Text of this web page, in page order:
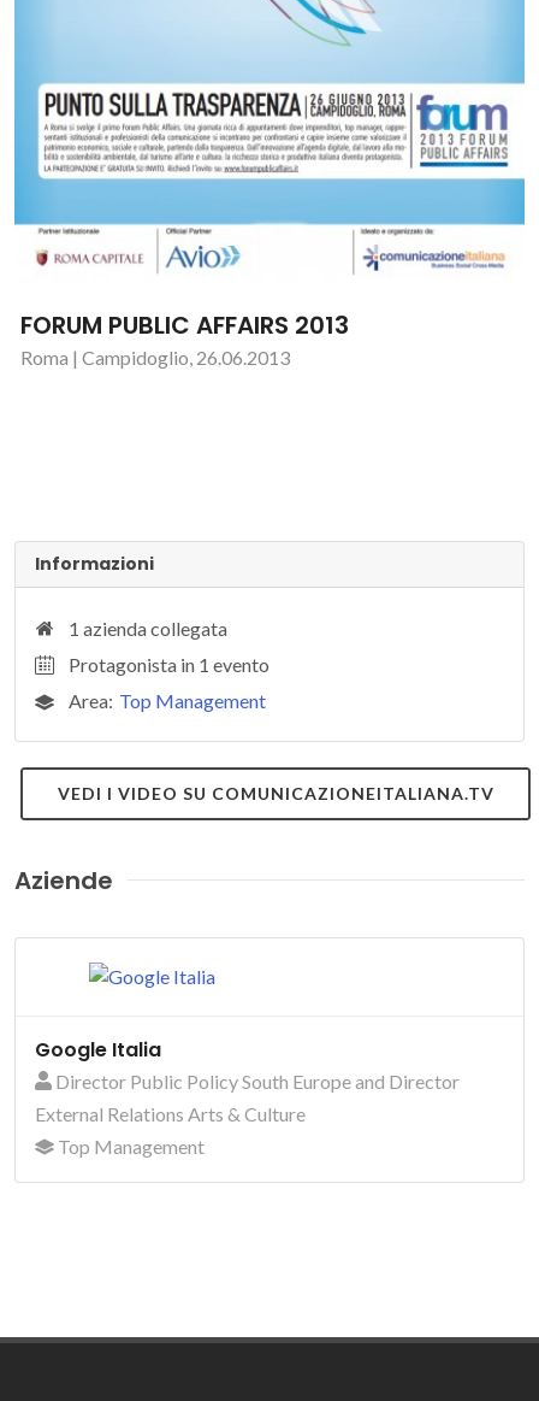
FORUM PUBLIC AFFAIRS 2013
Roma | Campidoglio, 26.06.2013
Informazioni
1 azienda collegata
Protagonista in 1 evento
Area: Top Management
VEDI I VIDEO SU COMUNICAZIONEITALIANA.TV
Aziende
Google Italia
Director Public Policy South Europe and Director
External Relations Arts & Culture
Top Management